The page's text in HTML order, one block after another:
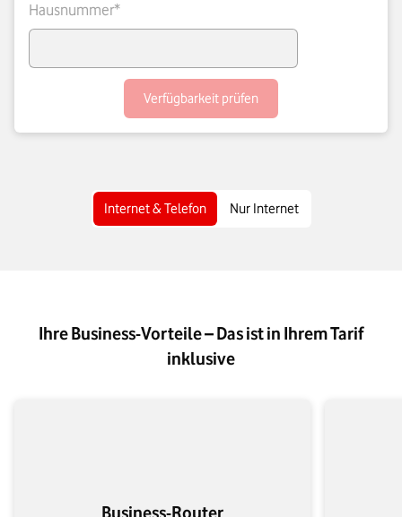
Hausnummer*
Verfügbarkeit prüfen
Internet & Telefon Nur Internet
Ihre Business-Vorteile – Das ist in Ihrem Tarif
inklusive
Business-Router